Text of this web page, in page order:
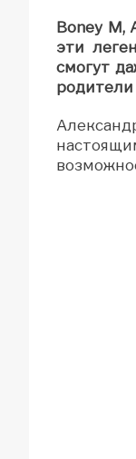
Boney M,
эти
смогут
родители